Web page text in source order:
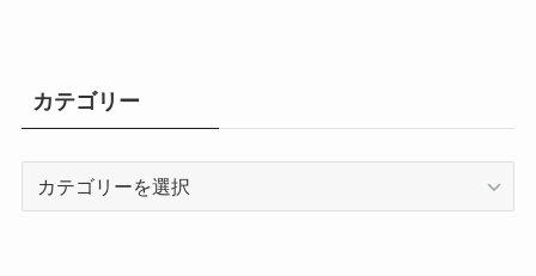
カテゴリー